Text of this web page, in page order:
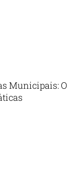
Municipais: O